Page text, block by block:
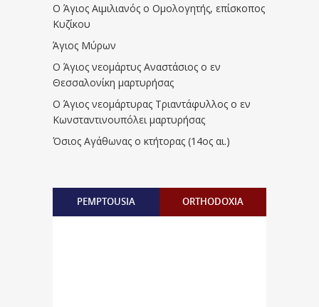
Ο Άγιος Αιμιλιανός ο Ομολογητής, επίσκοπος
Κυζίκου
Άγιος Μύρων
Ο Άγιος νεομάρτυς Αναστάσιος ο εν
Θεσσαλονίκη μαρτυρήσας
Ο Άγιος νεομάρτυρας Τριαντάφυλλος ο εν
Κωνσταντινουπόλει μαρτυρήσας
Όσιος Αγάθωνας ο κτήτορας (14ος αι.)
PEMPTOUSIA ORTHODOXIA